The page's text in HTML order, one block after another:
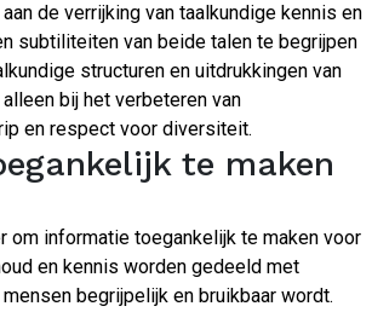
de verrijking van taalkundige kennis en
subtiliteiten van beide talen te begrijpen
structuren en uitdrukkingen van
bij het verbeteren van
en respect voor diversiteit.
te maken
om informatie toegankelijk te maken voor
en kennis worden gedeeld met
begrijpelijk en bruikbaar wordt.